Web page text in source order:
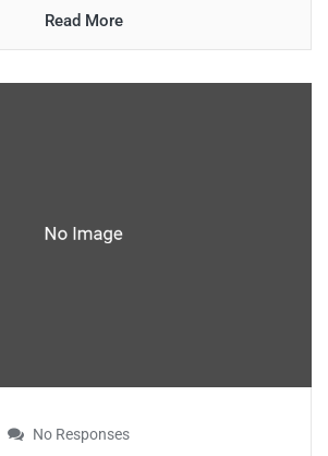
Read More
No Responses